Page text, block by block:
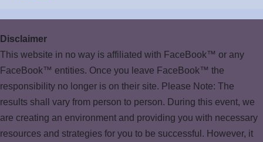
Disclaimer
This website in no way is affiliated with FaceBook™ or any
FaceBook™ entities. Once you leave FaceBook™ the
responsibility no longer is on their site. Please Note: The
results shall vary from person to person. During this event, we
are creating an environment and providing you with necessary
resources and strategies for you to be successful. However, it